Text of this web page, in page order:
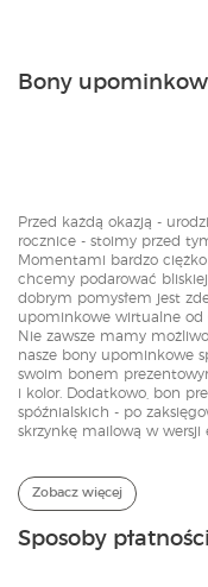
Bony
Przed każdą okazją -
rocznice - stoimy przed
Momentami bardzo
chcemy podarować
dobrym pomysłem jest
upominkowe wirtualne od
Nie zawsze mamy
nasze bony upominkowe
swoim bonem
i kolor. Dodatkowo, bon
spóźnialskich - po
skrzynkę mailową w
Zobacz więcej
Sposoby płatności